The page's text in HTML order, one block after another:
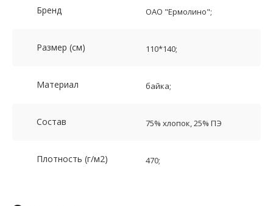
Бренд ОАО "Ермолино";
Размер (см) 110*140;
Материал байка;
Состав 75% хлопок, 25% ПЭ
Плотность (г/м2) 470;